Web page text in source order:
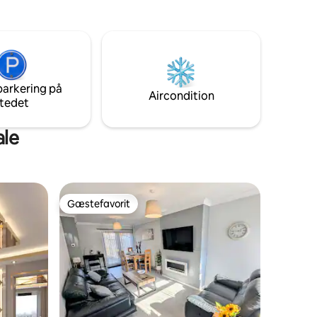
på
Aircondition
Gæstefavorit
Gæstefavorit